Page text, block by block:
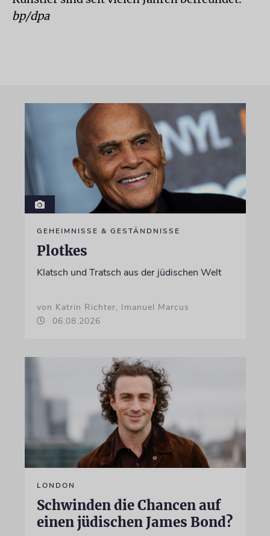
bp/dpa
GEHEIMNISSE & GESTÄNDNISSE
Plotkes
Klatsch und Tratsch aus der jüdischen Welt
von Katrin Richter, Imanuel Marcus
06.08.2026
LONDON
Schwinden die Chancen auf
einen jüdischen James Bond?